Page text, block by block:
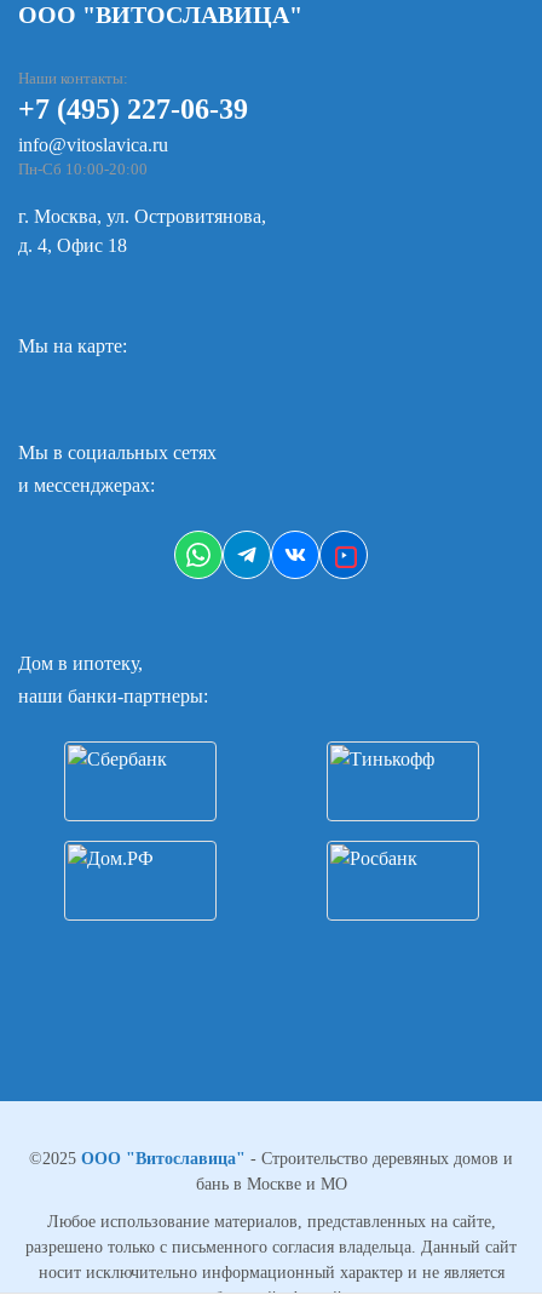
ООО "ВИТОСЛАВИЦА"
Наши контакты:
+7 (495) 227-06-39
info@vitoslavica.ru
Пн-Сб 10:00-20:00
г. Москва, ул. Островитянова,
д. 4, Офис 18
Мы на карте:
Мы в социальных сетях
и мессенджерах:
Дом в ипотеку,
наши банки-партнеры:
©2025 ООО "Витославица" - Строительство деревяных домов и
бань в Москве и МО
Любое использование материалов, представленных на сайте,
разрешено только с письменного согласия владельца. Данный сайт
носит исключительно информационный характер и не является